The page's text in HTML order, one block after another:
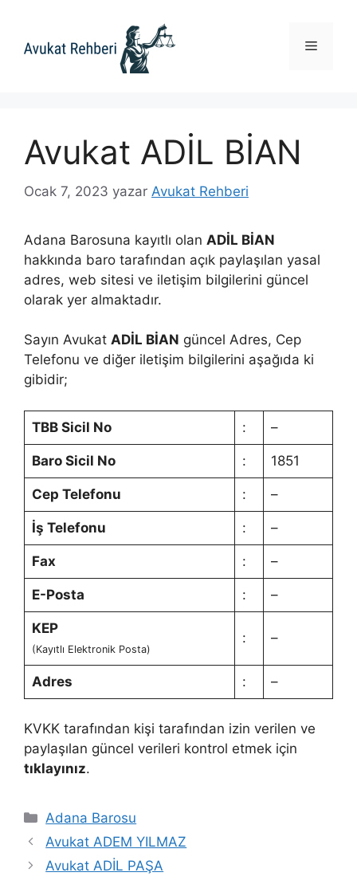
Menü
Avukat ADİL BİAN
Ocak 7, 2023 yazar Avukat Rehberi
Adana Barosuna kayıtlı olan ADİL BİAN
hakkında baro tarafından açık paylaşılan yasal
adres, web sitesi ve iletişim bilgilerini güncel
olarak yer almaktadır.
Sayın Avukat ADİL BİAN güncel Adres, Cep
Telefonu ve diğer iletişim bilgilerini aşağıda ki
gibidir;
TBB Sicil No : –
Baro Sicil No : 1851
Cep Telefonu : –
İş Telefonu : –
Fax : –
E-Posta : –
KEP
(Kayıtlı Elektronik Posta)
: –
Adres : –
KVKK tarafından kişi tarafından izin verilen ve
paylaşılan güncel verileri kontrol etmek için
tıklayınız.
Kategoriler
Adana Barosu
Avukat ADEM YILMAZ
Avukat ADİL PAŞA